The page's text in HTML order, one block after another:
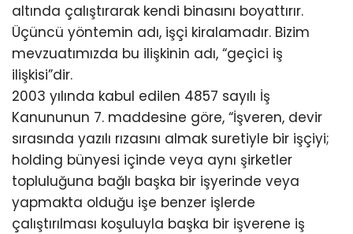
altında çalıştırarak kendi binasını boyattırır.
Üçüncü yöntemin adı, işçi kiralamadır. Bizim
mevzuatımızda bu ilişkinin adı, “geçici iş
ilişkisi”dir.
2003 yılında kabul edilen 4857 sayılı İş
Kanununun 7. maddesine göre, “İşveren, devir
sırasında yazılı rızasını almak suretiyle bir işçiyi;
holding bünyesi içinde veya aynı şirketler
topluluğuna bağlı başka bir işyerinde veya
yapmakta olduğu işe benzer işlerde
çalıştırılması koşuluyla başka bir işverene iş